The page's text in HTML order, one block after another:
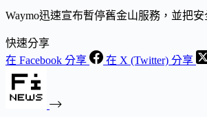
Waymo迅速宣布暫停舊金山服務，並把
快速分享
在 Facebook 分享
在 X (Twitter) 分享